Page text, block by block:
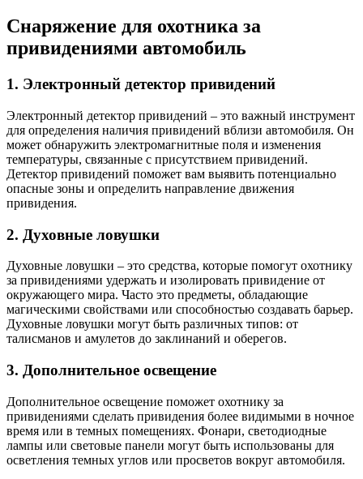
Снаряжение для охотника за
привидениями автомобиль
1. Электронный детектор привидений
Электронный детектор привидений – это важный инструмент
для определения наличия привидений вблизи автомобиля. Он
может обнаружить электромагнитные поля и изменения
температуры, связанные с присутствием привидений.
Детектор привидений поможет вам выявить потенциально
опасные зоны и определить направление движения
привидения.
2. Духовные ловушки
Духовные ловушки – это средства, которые помогут охотнику
за привидениями удержать и изолировать привидение от
окружающего мира. Часто это предметы, обладающие
магическими свойствами или способностью создавать барьер.
Духовные ловушки могут быть различных типов: от
талисманов и амулетов до заклинаний и оберегов.
3. Дополнительное освещение
Дополнительное освещение поможет охотнику за
привидениями сделать привидения более видимыми в ночное
время или в темных помещениях. Фонари, светодиодные
лампы или световые панели могут быть использованы для
осветления темных углов или просветов вокруг автомобиля.